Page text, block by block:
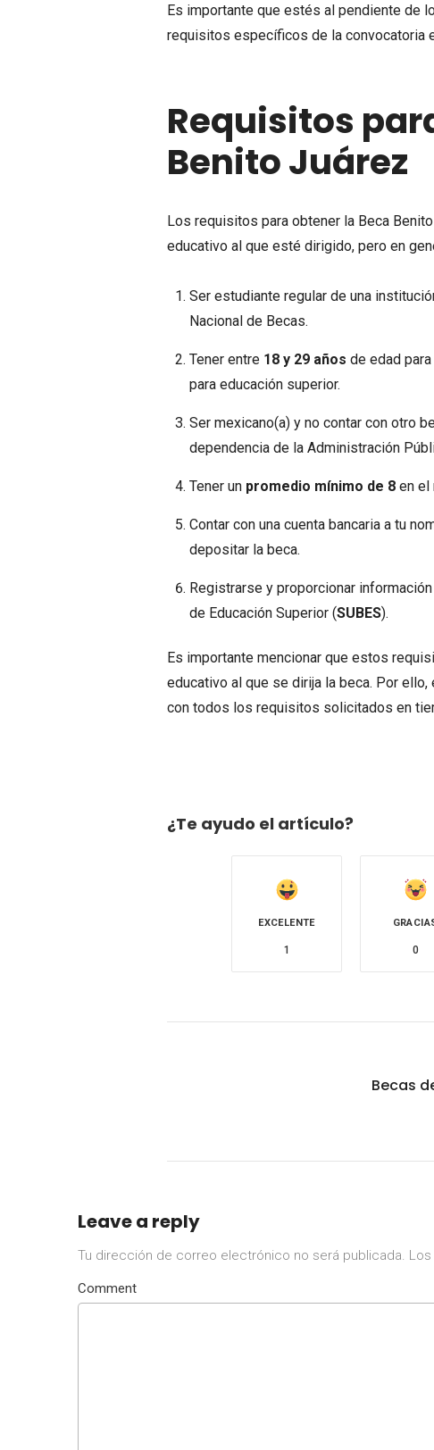
Es importante que estés al pendiente de
requisitos específicos de la convocatoria
Requisitos
Benito Juárez
Los requisitos para obtener la Beca
educativo al que esté dirigido, pero en
Ser estudiante regular de una
Nacional de Becas.
Tener entre 18 y 29 años de edad
para educación superior.
Ser mexicano(a) y no contar con otro
dependencia de la Administración
Tener un promedio mínimo de 8 en el
Contar con una cuenta bancaria a tu
depositar la beca.
Registrarse y proporcionar
de Educación Superior (SUBES).
Es importante mencionar que estos
educativo al que se dirija la beca. Por
con todos los requisitos solicitados en
¿Te ayudo el artículo?
EXCELENTE
1 0
Becas
Leave a reply
Tu dirección de correo electrónico no será publicada.
Comment